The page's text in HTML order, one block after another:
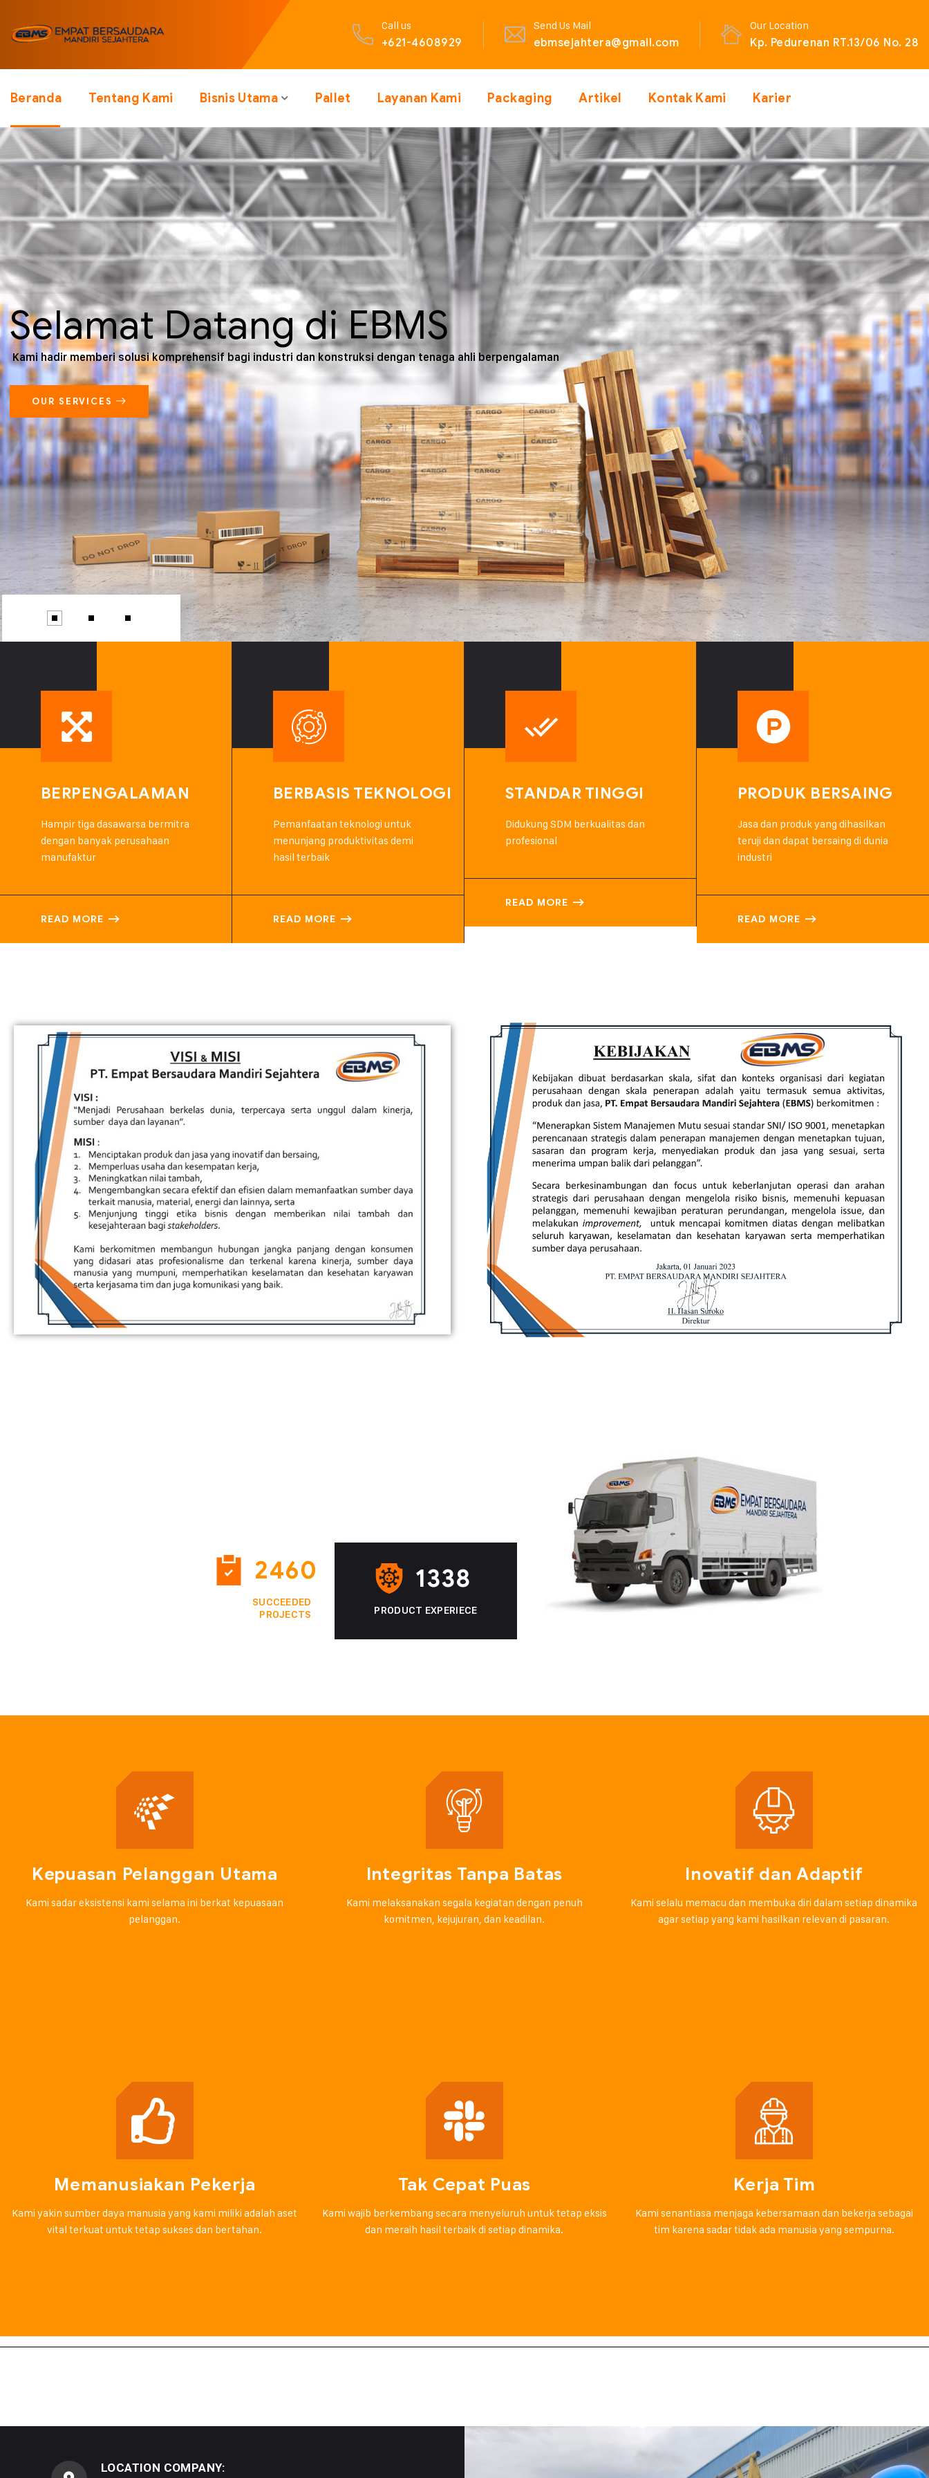
Call us
+621-4608929
Send Us Mail
ebmsejahtera@gmail.com
Our Location
Kp. Pedurenan RT.13/06 No. 28
Beranda Tentang Kami Bisnis Utama Pallet Layanan Kami Packaging Artikel Kontak Kami Karier
Kami hadir memberi solusi komprehensif bagi industri dan konstruksi dengan tenaga ahli berpengalaman
Selamat Datang di EBMS
OUR SERVICES
BERPENGALAMAN
Hampir tiga dasawarsa bermitra
dengan banyak perusahaan
manufaktur
READ MORE
BERBASIS TEKNOLOGI
Pemanfaatan teknologi untuk
menunjang produktivitas demi
hasil terbaik
READ MORE
STANDAR TINGGI
Didukung SDM berkualitas dan
profesional
READ MORE
PRODUK BERSAING
Jasa dan produk yang dihasilkan
teruji dan dapat bersaing di dunia
industri
READ MORE
1338
PRODUCT EXPERIECE
2460
SUCCEEDED
PROJECTS
Kepuasan Pelanggan Utama
Kami sadar eksistensi kami selama ini berkat kepuasaan
pelanggan.
Integritas Tanpa Batas
Kami melaksanakan segala kegiatan dengan penuh
komitmen, kejujuran, dan keadilan.
Inovatif dan Adaptif
Kami selalu memacu dan membuka diri dalam setiap dinamika
agar setiap yang kami hasilkan relevan di pasaran.
Memanusiakan Pekerja
Kami yakin sumber daya manusia yang kami miliki adalah aset
vital terkuat untuk tetap sukses dan bertahan.
Tak Cepat Puas
Kami wajib berkembang secara menyeluruh untuk tetap eksis
dan meraih hasil terbaik di setiap dinamika.
Kerja Tim
Kami senantiasa menjaga kebersamaan dan bekerja sebagai
tim karena sadar tidak ada manusia yang sempurna.
LOCATION COMPANY: